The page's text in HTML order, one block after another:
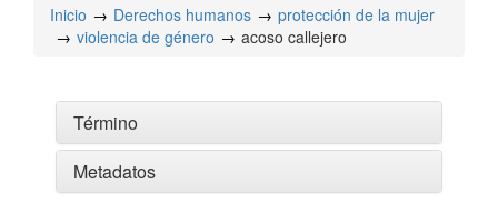
Inicio Derechos humanos
protección de la mujer
violencia de género
acoso callejero
Término
Metadatos